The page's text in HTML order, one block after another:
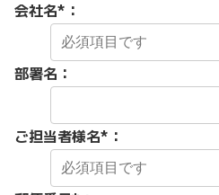
会社名* ：
部署名：
ご担当者様名* ：